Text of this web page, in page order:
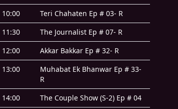
10:00
Teri Chahaten Ep # 03- R
11:30
The Journalist Ep # 07- R
12:00
Akkar Bakkar Ep # 32- R
13:00
Muhabat Ek Bhanwar Ep # 33-
R
14:00
The Couple Show (S-2) Ep # 04